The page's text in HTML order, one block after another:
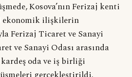
Kosova’nın Ferizaj kenti
ekonomik ilişkilerin
Ferizaj Ticaret ve Sanayi
ve Sanayi Odası arasında
oda ve iş birliği